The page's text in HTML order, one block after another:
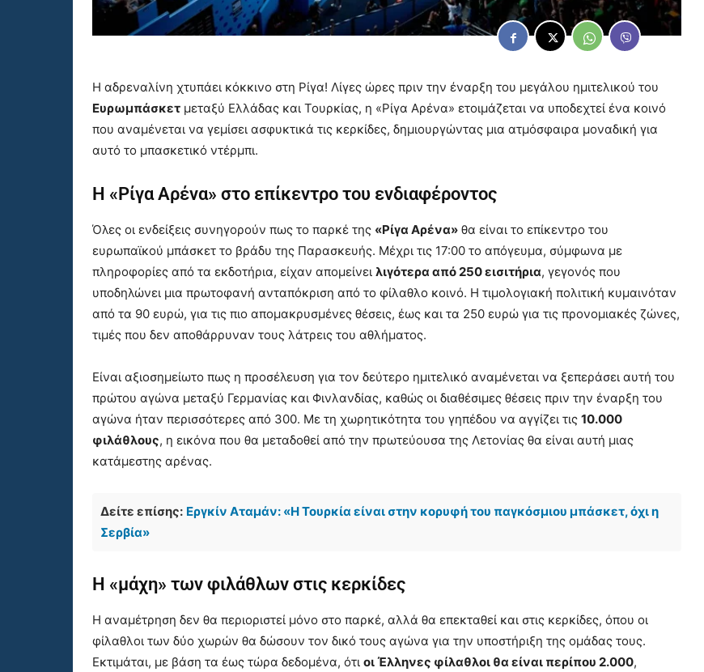
Η αδρεναλίνη χτυπάει κόκκινο στη Ρίγα! Λίγες ώρες πριν την έναρξη του μεγάλου ημιτελικού του
Ευρωμπάσκετ μεταξύ Ελλάδας και Τουρκίας, η «Ρίγα Αρένα» ετοιμάζεται να υποδεχτεί ένα κοινό
που αναμένεται να γεμίσει ασφυκτικά τις κερκίδες, δημιουργώντας μια ατμόσφαιρα μοναδική για
αυτό το μπασκετικό ντέρμπι.
Η «Ρίγα Αρένα» στο επίκεντρο του ενδιαφέροντος
Όλες οι ενδείξεις συνηγορούν πως το παρκέ της «Ρίγα Αρένα» θα είναι το επίκεντρο του
ευρωπαϊκού μπάσκετ το βράδυ της Παρασκευής. Μέχρι τις 17:00 το απόγευμα, σύμφωνα με
πληροφορίες από τα εκδοτήρια, είχαν απομείνει λιγότερα από 250 εισιτήρια, γεγονός που
υποδηλώνει μια πρωτοφανή ανταπόκριση από το φίλαθλο κοινό. Η τιμολογιακή πολιτική κυμαινόταν
από τα 90 ευρώ, για τις πιο απομακρυσμένες θέσεις, έως και τα 250 ευρώ για τις προνομιακές ζώνες,
τιμές που δεν αποθάρρυναν τους λάτρεις του αθλήματος.
Είναι αξιοσημείωτο πως η προσέλευση για τον δεύτερο ημιτελικό αναμένεται να ξεπεράσει αυτή του
πρώτου αγώνα μεταξύ Γερμανίας και Φινλανδίας, καθώς οι διαθέσιμες θέσεις πριν την έναρξη του
αγώνα ήταν περισσότερες από 300. Με τη χωρητικότητα του γηπέδου να αγγίζει τις 10.000
φιλάθλους, η εικόνα που θα μεταδοθεί από την πρωτεύουσα της Λετονίας θα είναι αυτή μιας
κατάμεστης αρένας.
Δείτε επίσης: Εργκίν Αταμάν: «Η Τουρκία είναι στην κορυφή του παγκόσμιου μπάσκετ, όχι η
Σερβία»
Η «μάχη» των φιλάθλων στις κερκίδες
Η αναμέτρηση δεν θα περιοριστεί μόνο στο παρκέ, αλλά θα επεκταθεί και στις κερκίδες, όπου οι
φίλαθλοι των δύο χωρών θα δώσουν τον δικό τους αγώνα για την υποστήριξη της ομάδας τους.
Εκτιμάται, με βάση τα έως τώρα δεδομένα, ότι οι Έλληνες φίλαθλοι θα είναι περίπου 2.000,